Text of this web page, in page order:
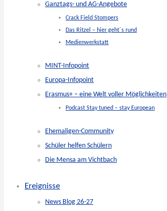
Ganztags- und AG-Angebote
Crack Field Stompers
Das Ritzel – hier geht´s rund
Medienwerkstatt
MINT-Infopoint
Europa-Infopoint
Erasmus+ – eine Welt voller Möglichkeiten
Podcast Stay tuned – stay European
Ehemaligen-Community
Schüler helfen Schülern
Die Mensa am Vichtbach
Ereignisse
News Blog 26-27